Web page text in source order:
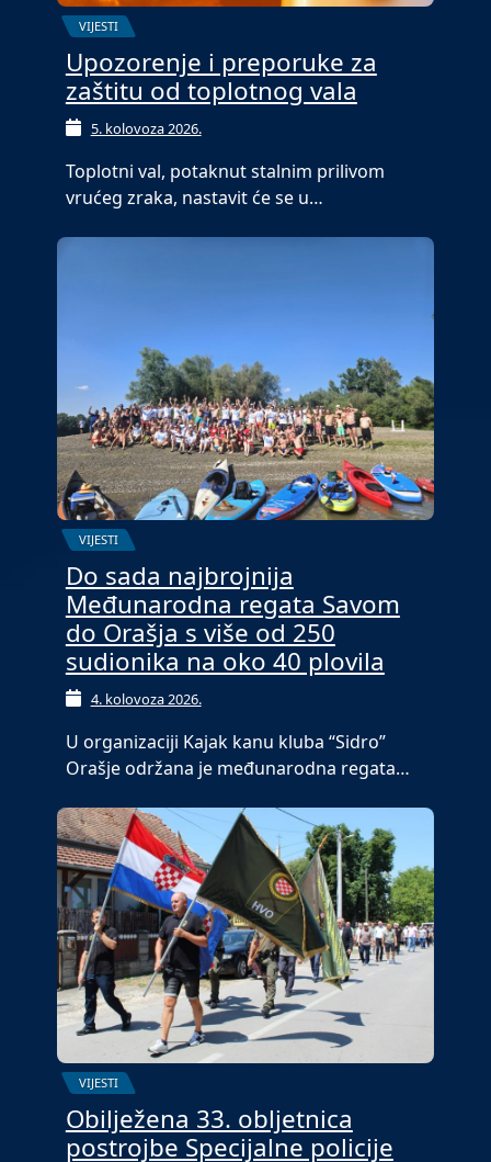
VIJESTI
Upozorenje i preporuke za
zaštitu od toplotnog vala
5. kolovoza 2026.
Toplotni val, potaknut stalnim prilivom
vrućeg zraka, nastavit će se u…
VIJESTI
Do sada najbrojnija
Međunarodna regata Savom
do Orašja s više od 250
sudionika na oko 40 plovila
4. kolovoza 2026.
U organizaciji Kajak kanu kluba “Sidro”
Orašje održana je međunarodna regata…
VIJESTI
Obilježena 33. obljetnica
postrojbe Specijalne policije